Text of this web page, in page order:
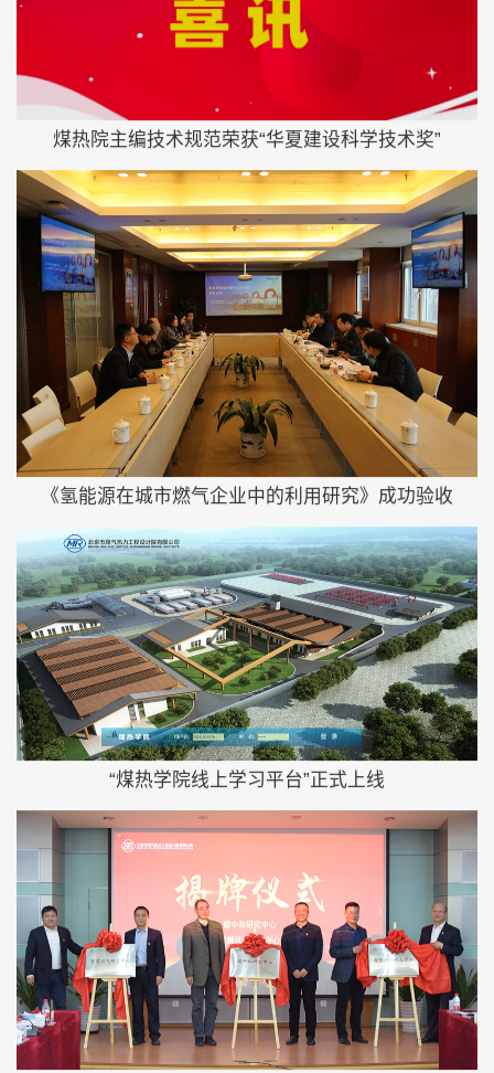
煤热院主编技术规范荣获“华夏建设科学技术奖”
《氢能源在城市燃气企业中的利用研究》成功验收
“煤热学院线上学习平台”正式上线
煤热院与中国石油大学（北京）机械与储运工程学院开